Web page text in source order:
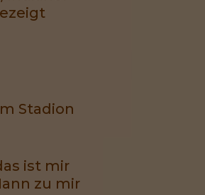
Stadion
ist mir
zu mir